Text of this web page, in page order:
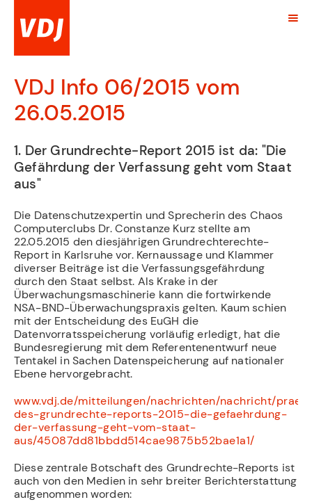
VDJ Info 06/2015 vom
26.05.2015
1. Der Grundrechte-Report 2015 ist da: "Die
Gefährdung der Verfassung geht vom Staat
aus"
Die Datenschutzexpertin und Sprecherin des Chaos
Computerclubs Dr. Constanze Kurz stellte am
22.05.2015 den diesjährigen Grundrechterechte-
Report in Karlsruhe vor. Kernaussage und Klammer
diverser Beiträge ist die Verfassungsgefährdung
durch den Staat selbst. Als Krake in der
Überwachungsmaschinerie kann die fortwirkende
NSA-BND-Überwachungspraxis gelten. Kaum schien
mit der Entscheidung des EuGH die
Datenvorratsspeicherung vorläufig erledigt, hat die
Bundesregierung mit dem Referentenentwurf neue
Tentakel in Sachen Datenspeicherung auf nationaler
Ebene hervorgebracht.
www.vdj.de/mitteilungen/nachrichten/nachricht/
des-grundrechte-reports-2015-die-gefaehrdung-
der-verfassung-geht-vom-staat-
aus/45087dd81bbdd514cae9875b52bae1a1/
Diese zentrale Botschaft des Grundrechte-Reports ist
auch von den Medien in sehr breiter Berichterstattung
aufgenommen worden: